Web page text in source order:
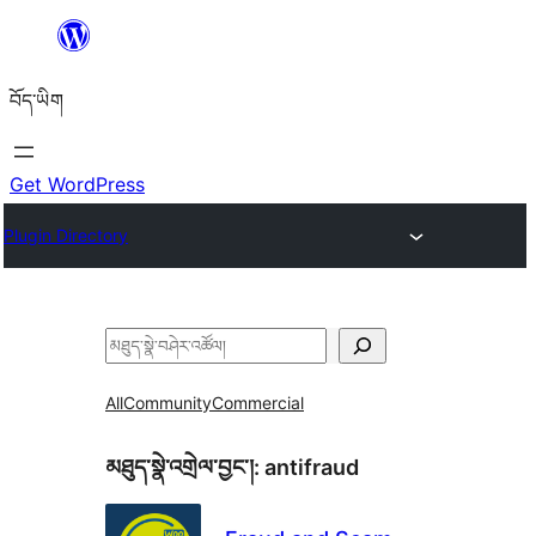
content
བོད་ཡིག
Get WordPress
Plugin Directory
བཤེར་
AllCommunityCommercial
མཐུད་སྣེ་འགྲེལ་བྱང་།: antifraud